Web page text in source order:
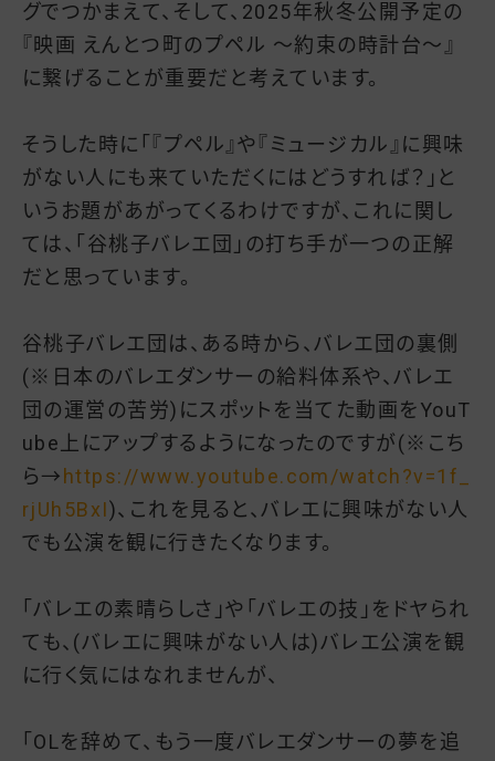
グでつかまえて、そして、2025年秋冬公開予定の
『映画 えんとつ町のプペル 〜約束の時計台〜』
に繋げることが重要だと考えています。
そうした時に「『プペル』や『ミュージカル』に興味
がない人にも来ていただくにはどうすれば？」と
いうお題があがってくるわけですが、これに関し
ては、「谷桃子バレエ団」の打ち手が一つの正解
だと思っています。
谷桃子バレエ団は、ある時から、バレエ団の裏側
(※日本のバレエダンサーの給料体系や、バレエ
団の運営の苦労)にスポットを当てた動画をYouT
ube上にアップするようになったのですが(※こち
ら→https://www.youtube.com/watch?v=1f_
rjUh5BxI)、これを見ると、バレエに興味がない人
でも公演を観に行きたくなります。
「バレエの素晴らしさ」や「バレエの技」をドヤられ
ても、(バレエに興味がない人は)バレエ公演を観
に行く気にはなれませんが、
「OLを辞めて、もう一度バレエダンサーの夢を追